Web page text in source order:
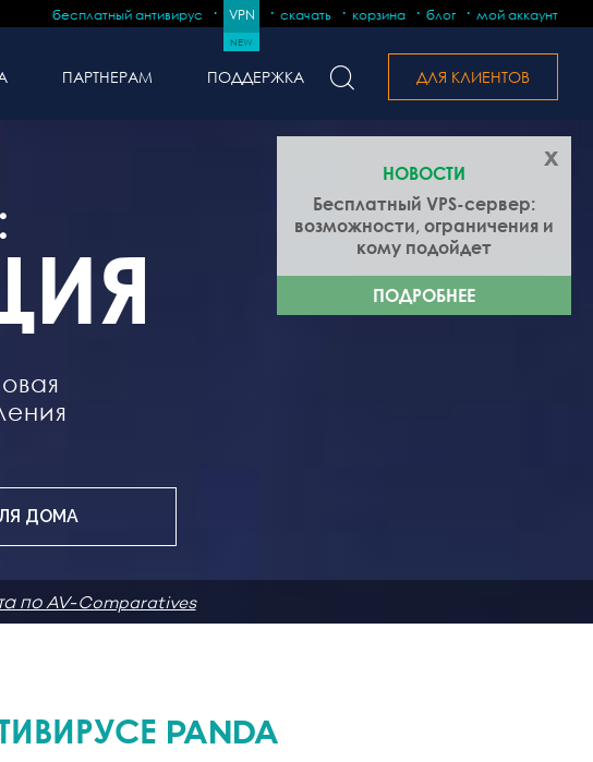
x
НОВОСТИ
Бесплатный VPS-сервер:
возможности, ограничения и
кому подойдет
ПОДРОБНЕЕ
ПАРТНЕРАМ ПОДДЕРЖКА ДЛЯ КЛИЕНТОВ
бесплатный антивирус VPN
NEW
скачать корзина блог мой аккаунт
ДОМА
по AV-Comparatives
PANDA